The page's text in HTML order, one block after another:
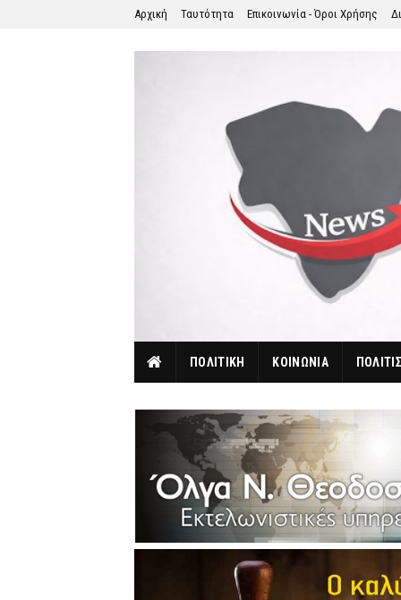
Αρχική Ταυτότητα Επικοινωνία - Όροι Χρήσης
ΠΟΛΙΤΙΚΗ ΚΟΙΝΩΝΙΑ